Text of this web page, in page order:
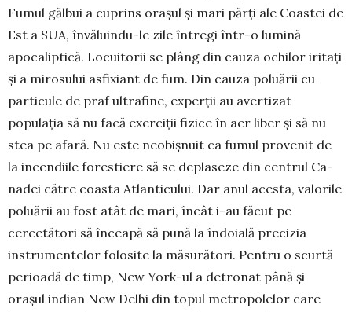
Fumul găl­bui a cuprins orașul și mari părți ale Coastei de
Est a SUA, învălu­in­du-le zile întregi într-o lumină
apocaliptică. Lo­cui­torii se plâng din cauza ochilor iritați
și a miro­sului asfixiant de fum. Din cauza poluării cu
parti­cule de praf ultrafine, experții au avertizat
populația să nu facă exer­ciții fizice în aer liber și să nu
stea pe a­fară. Nu es­te neo­biș­nuit ca fu­mul pro­venit de
la in­cendiile forestiere să se depla­seze din cen­trul Ca­
nadei către coasta Atlanticului. Dar anul acesta, valo­rile
poluării au fost atât de mari, încât i-au făcut pe
cercetători să înceapă să pună la în­doială pre­cizia
instrumentelor folosite la măsurători. Pentru o scurtă
perioadă de timp, New York-ul a detronat până și
orașul indian New Delhi din topul metro­polelor care